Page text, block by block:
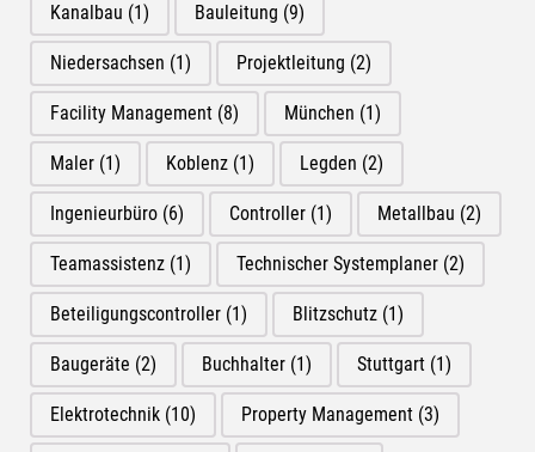
Kanalbau (1) Bauleitung (9)
Niedersachsen (1) Projektleitung (2)
Facility Management (8) München (1)
Maler (1) Koblenz (1) Legden (2)
Ingenieurbüro (6) Controller (1) Metallbau (2)
Teamassistenz (1) Technischer Systemplaner (2)
Beteiligungscontroller (1) Blitzschutz (1)
Baugeräte (2) Buchhalter (1) Stuttgart (1)
Elektrotechnik (10) Property Management (3)